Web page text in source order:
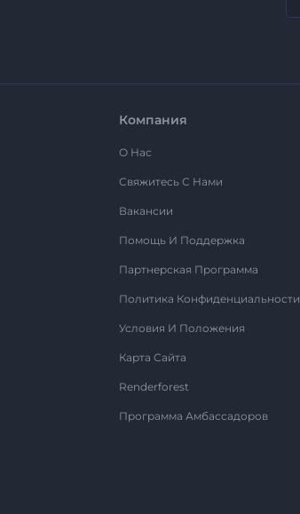
Компания
О Нас
Свяжитесь С Нами
Вакансии
Помощь И Поддержка
Партнерская Программа
Политика Конфиденциальности
Условия И Положения
Карта Сайта
Renderforest
Программа Амбассадоров